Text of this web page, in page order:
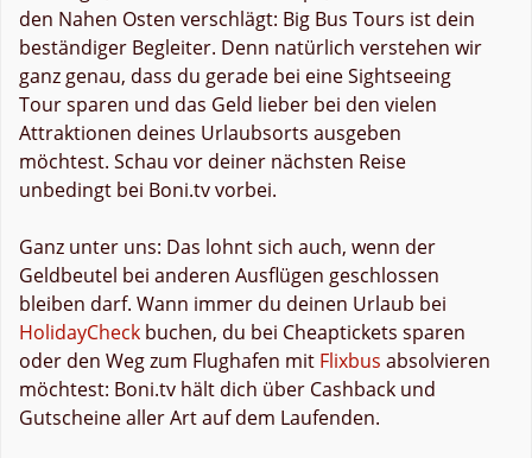
den Nahen Osten verschlägt: Big Bus Tours ist dein
beständiger Begleiter. Denn natürlich verstehen wir
ganz genau, dass du gerade bei eine Sightseeing
Tour sparen und das Geld lieber bei den vielen
Attraktionen deines Urlaubsorts ausgeben
möchtest. Schau vor deiner nächsten Reise
unbedingt bei Boni.tv vorbei.
Ganz unter uns: Das lohnt sich auch, wenn der
Geldbeutel bei anderen Ausflügen geschlossen
bleiben darf. Wann immer du deinen Urlaub bei
HolidayCheck buchen, du bei Cheaptickets sparen
oder den Weg zum Flughafen mit Flixbus absolvieren
möchtest: Boni.tv hält dich über Cashback und
Gutscheine aller Art auf dem Laufenden.